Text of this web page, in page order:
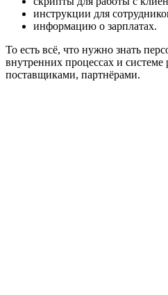
инструкции для
информацию о зарплатах.
То есть всё, что нужно знать
внутренних процессах и системе
поставщиками, партнёрами.